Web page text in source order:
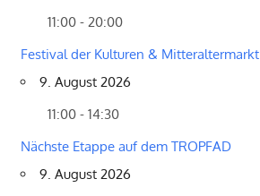
11:00 - 20:00
Festival der Kulturen & Mitteraltermarkt
9. August 2026
11:00 - 14:30
Nächste Etappe auf dem TROPFAD
9. August 2026